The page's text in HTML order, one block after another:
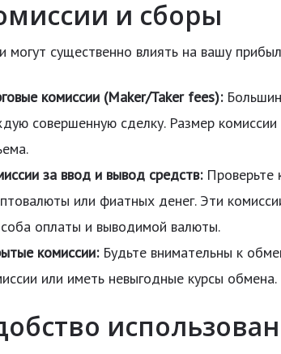
и сборы
могут существенно влиять на вашу
комиссии (Maker/Taker fees):
совершенную сделку. Размер
за ввод и вывод средств:Проверьте
или фиатных денег. Эти
оплаты и выводимой валюты.
комиссии:Будьте внимательны к
или иметь невыгодные курсы обмена.